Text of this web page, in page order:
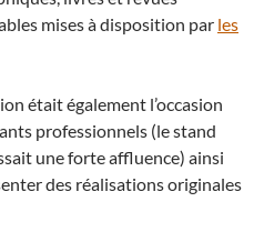
mises à disposition par les
était également l’occasion
professionnels (le stand
une forte affluence) ainsi
des réalisations originales